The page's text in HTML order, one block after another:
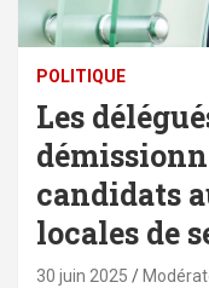
POLITIQUE
Les
candidats
locales de
30 juin 2025